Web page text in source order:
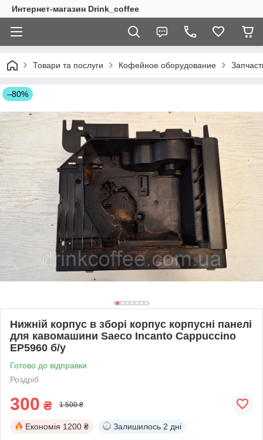
Интернет-магазин Drink_coffee
Товари та послуги Кофейное оборудование
–80%
Нижній корпус в зборі корпус корпусні панелі
для кавомашини Saeco Incanto Cappuccino
EP5960 б/у
Готово до відправки
Роздріб
300 ₴ 1 500 ₴
Економія 1200 ₴ Залишилось 2 дні